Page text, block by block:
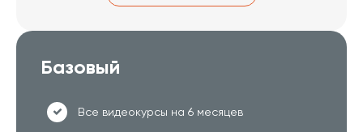
Базовый
Все видеокурсы на 6 месяцев